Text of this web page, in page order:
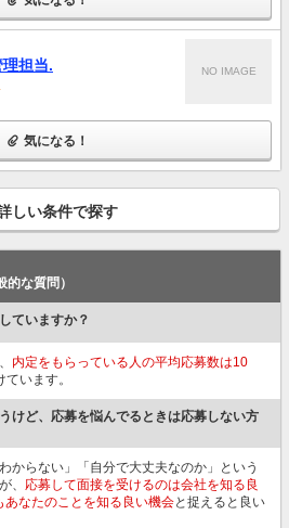
理担当. NO IMAGE
気になる！
しい条件で探す
的な質問）
ていますか？
内定をもらっている人の平均応募数は10
ています。
けど、応募を悩んでるときは応募しない方
からない」「自分で大丈夫なのか」という
、 応募して面接を受けるのは会社を知る良
なたのことを知る良い機会と捉えると良い